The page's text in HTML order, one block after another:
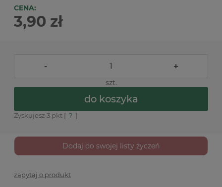
CENA:
3,90 zł
- +
szt.
do koszyka
Zyskujesz 3 pkt [ ? ]
Dodaj do swojej listy życzeń
zapytaj o produkt